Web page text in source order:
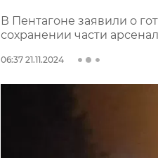
В Пентагоне заявили о
сохранении части
06:37 21.11.2024